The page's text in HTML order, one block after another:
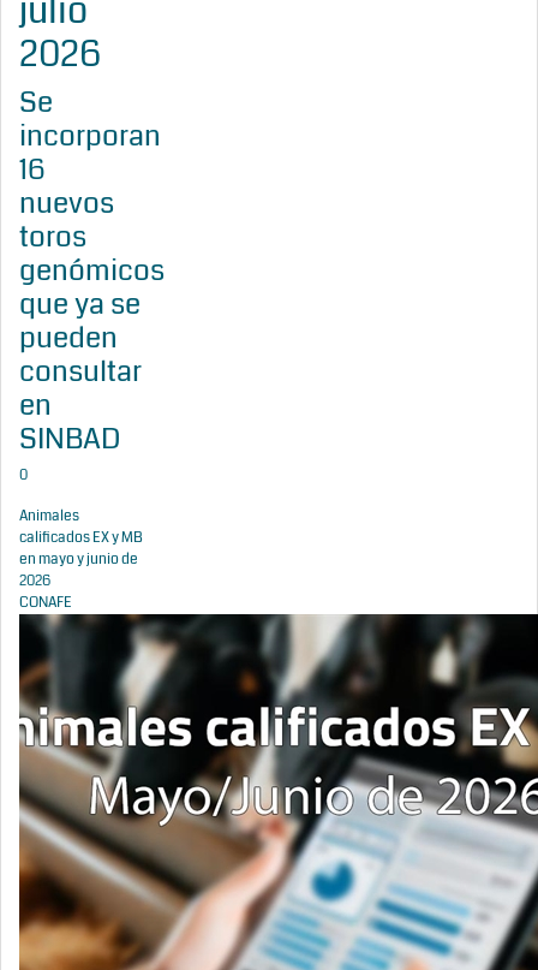
julio
2026
Se
incorporan
16
nuevos
toros
genómicos
que ya se
pueden
consultar
en
SINBAD
0
Animales
calificados EX y MB
en mayo y junio de
2026
CONAFE